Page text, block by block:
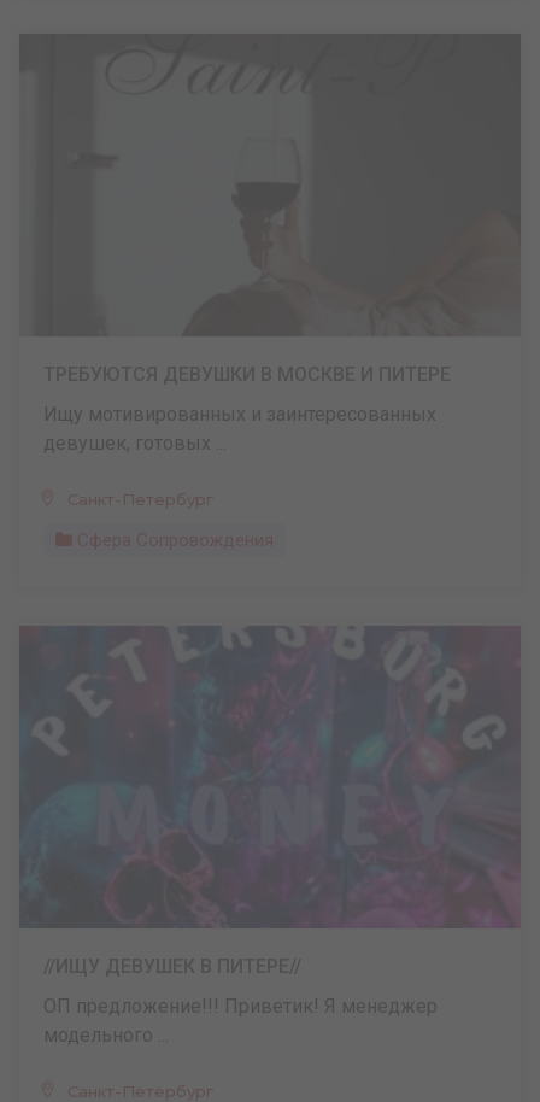
Ищу мотивированных и заинтересованных
девушек, готовых ...
Санкт-Петербург
Сфера Сопровождения
ОП предложение!!! Приветик! Я менеджер
модельного ...
Санкт-Петербург